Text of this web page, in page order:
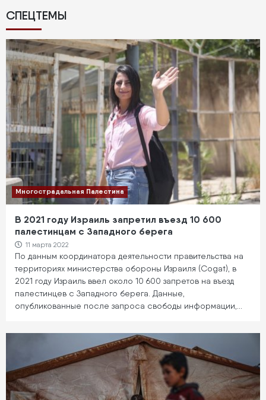
СПЕЦТЕМЫ
Многострадальная Палестина
В 2021 году Израиль запретил въезд 10 600
палестинцам с Западного берега
11 марта 2022
По данным координатора деятельности правительства на
территориях министерства обороны Израиля (Cogat), в
2021 году Израиль ввел около 10 600 запретов на въезд
палестинцев с Западного берега. Данные,
опубликованные после запроса свободы информации,…